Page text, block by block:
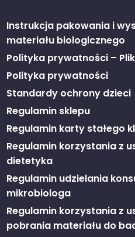
Instrukcja pakowania i
materiału biologicznego
Polityka prywatności –
Polityka prywatności
Standardy ochrony dzieci
Regulamin sklepu
Regulamin karty stałego
Regulamin korzystania z
dietetyka
Regulamin udzielania
mikrobiologa
Regulamin korzystania z
pobrania materiału do